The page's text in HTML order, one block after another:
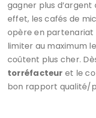
gagner plus d’argent
effet, les cafés de
opère en partenariat
limiter au maximum
coûtent plus cher.
torréfacteur et le
bon rapport qualité/